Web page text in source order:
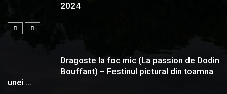
2024
Dragoste la foc mic (La passion de Dodin
Bouffant) – Festinul pictural din toamna
unei ...